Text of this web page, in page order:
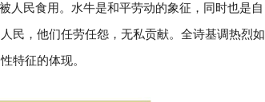
人民食用。水牛是和平劳动的象征，同时也是自
民，他们任劳任怨，无私贡献。全诗基调热烈如
特征的体现。